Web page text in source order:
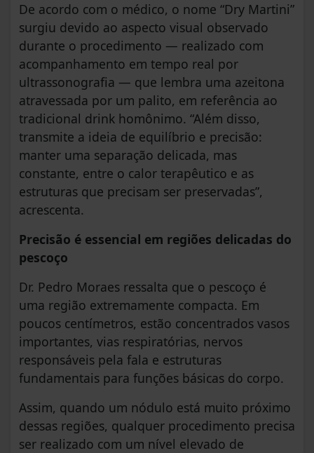
De acordo com o médico, o nome “Dry Martini”
surgiu devido ao aspecto visual observado
durante o procedimento — realizado com
acompanhamento em tempo real por
ultrassonografia — que lembra uma azeitona
atravessada por um palito, em referência ao
tradicional drink homônimo. “Além disso,
transmite a ideia de equilíbrio e precisão:
manter uma separação delicada, mas
constante, entre o calor terapêutico e as
estruturas que precisam ser preservadas”,
acrescenta.
Precisão é essencial em regiões delicadas do
pescoço
Dr. Pedro Moraes ressalta que o pescoço é
uma região extremamente compacta. Em
poucos centímetros, estão concentrados vasos
importantes, vias respiratórias, nervos
responsáveis pela fala e estruturas
fundamentais para funções básicas do corpo.
Assim, quando um nódulo está muito próximo
dessas regiões, qualquer procedimento precisa
ser realizado com um nível elevado de